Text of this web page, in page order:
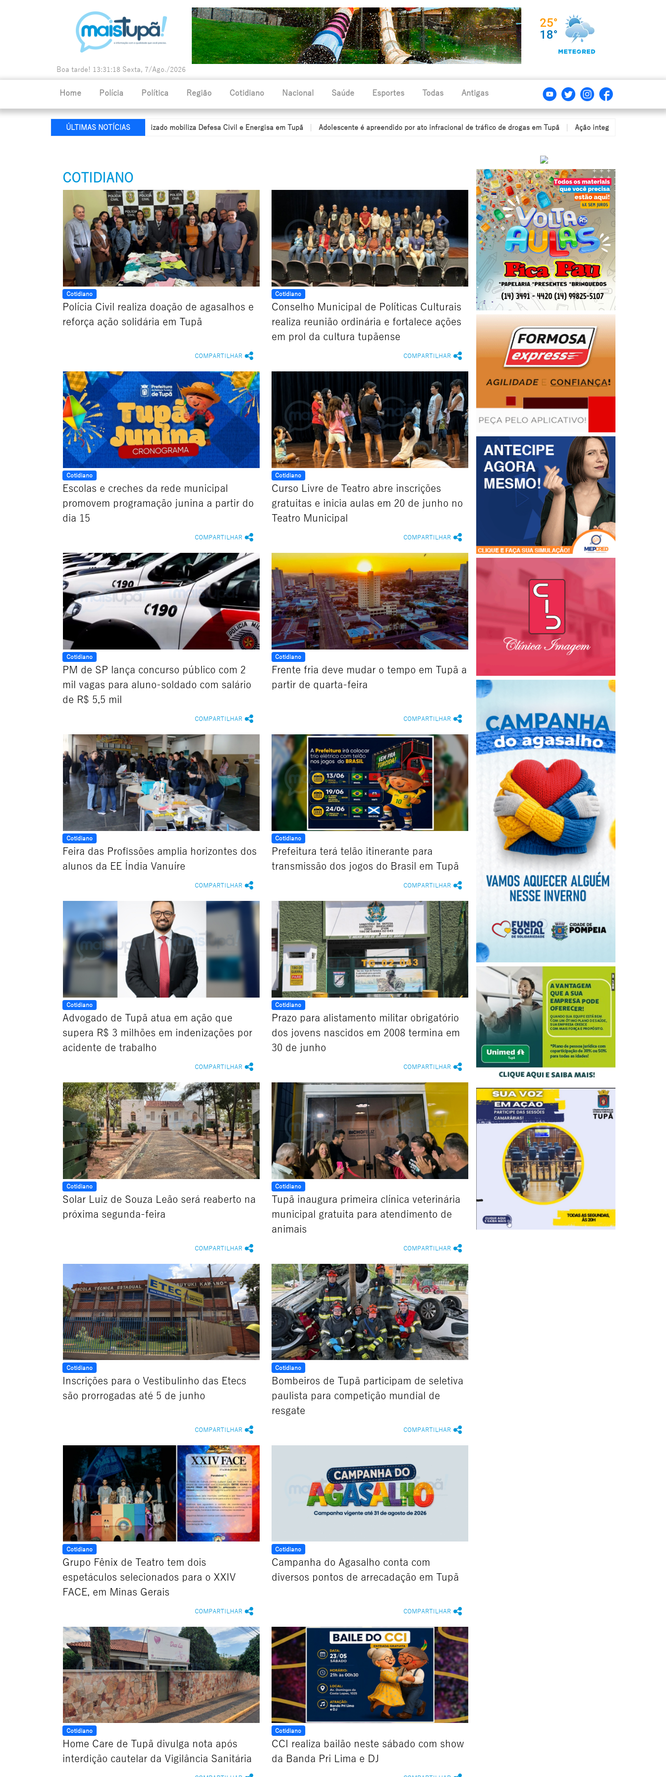
Boa tarde! 13:31:20 Sexta, 7/Ago./2026
Home Polícia Política Região Cotidiano Nacional Saúde Esportes Todas Antigas
ÚLTIMAS NOTÍCIAS
Queda de fio energizado mobiliza Defesa Civil e Energisa em Tupã Adolescente é apreendido por ato infracional de tráfico de drogas em Tupã Ação integrada entre Corpo de
COTIDIANO
Cotidiano
Polícia Civil realiza doação de agasalhos e
reforça ação solidária em Tupã
COMPARTILHAR
Cotidiano
Conselho Municipal de Políticas Culturais
realiza reunião ordinária e fortalece ações
em prol da cultura tupãense
COMPARTILHAR
Cotidiano
Escolas e creches da rede municipal
promovem programação junina a partir do
dia 15
COMPARTILHAR
Cotidiano
Curso Livre de Teatro abre inscrições
gratuitas e inicia aulas em 20 de junho no
Teatro Municipal
COMPARTILHAR
Cotidiano
PM de SP lança concurso público com 2
mil vagas para aluno-soldado com salário
de R$ 5,5 mil
COMPARTILHAR
Cotidiano
Frente fria deve mudar o tempo em Tupã a
partir de quarta-feira
COMPARTILHAR
Cotidiano
Feira das Profissões amplia horizontes dos
alunos da EE Índia Vanuíre
COMPARTILHAR
Cotidiano
Prefeitura terá telão itinerante para
transmissão dos jogos do Brasil em Tupã
COMPARTILHAR
Cotidiano
Advogado de Tupã atua em ação que
supera R$ 3 milhões em indenizações por
acidente de trabalho
COMPARTILHAR
Cotidiano
Prazo para alistamento militar obrigatório
dos jovens nascidos em 2008 termina em
30 de junho
COMPARTILHAR
Cotidiano
Solar Luiz de Souza Leão será reaberto na
próxima segunda-feira
COMPARTILHAR
Cotidiano
Tupã inaugura primeira clínica veterinária
municipal gratuita para atendimento de
animais
COMPARTILHAR
Cotidiano
Inscrições para o Vestibulinho das Etecs
são prorrogadas até 5 de junho
COMPARTILHAR
Cotidiano
Bombeiros de Tupã participam de seletiva
paulista para competição mundial de
resgate
COMPARTILHAR
Cotidiano
Grupo Fênix de Teatro tem dois
espetáculos selecionados para o XXIV
FACE, em Minas Gerais
COMPARTILHAR
Cotidiano
Campanha do Agasalho conta com
diversos pontos de arrecadação em Tupã
COMPARTILHAR
Cotidiano
Home Care de Tupã divulga nota após
interdição cautelar da Vigilância Sanitária
Cotidiano
CCI realiza bailão neste sábado com show
da Banda Pri Lima e DJ